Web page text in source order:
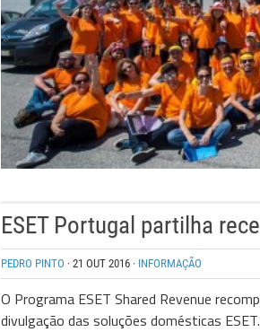
ESET Portugal partilha
PEDRO PINTO · 21 OUT 2016 · INFORMAÇÃO
O Programa ESET Shared Revenue
divulgação das soluções domésticas ESET.